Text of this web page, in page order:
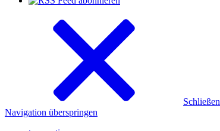
Schließen
Navigation überspringen